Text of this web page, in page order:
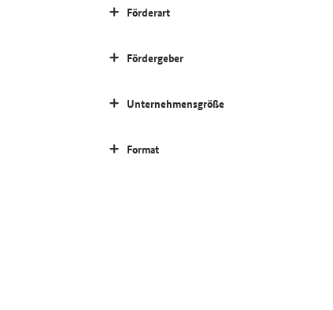
Förderart
Fördergeber
Unternehmensgröße
Format